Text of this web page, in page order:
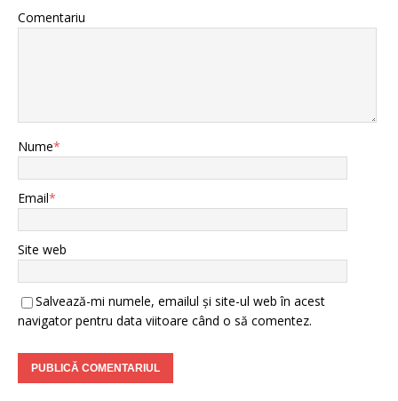
Comentariu
Nume*
Email*
Site web
Salvează-mi numele, emailul și site-ul web în acest
navigator pentru data viitoare când o să comentez.